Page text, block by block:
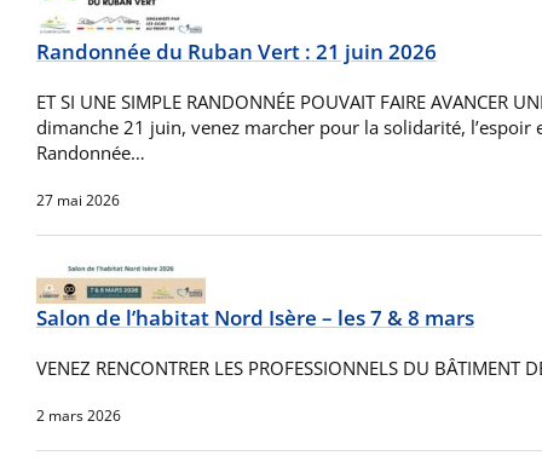
Randonnée du Ruban Vert : 21 juin 2026
ET SI UNE SIMPLE RANDONNÉE POUVAIT FAIRE AVANCER
dimanche 21 juin, venez marcher pour la solidarité, l’espoir
Randonnée…
27 mai 2026
Salon de l’habitat Nord Isère – les 7 & 8 mars
VENEZ RENCONTRER LES PROFESSIONNELS DU BÂTIMENT
2 mars 2026